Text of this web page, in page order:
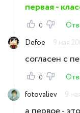
первая -
0
Defoe
9 мая
согласен с
0
fotovaliev
9